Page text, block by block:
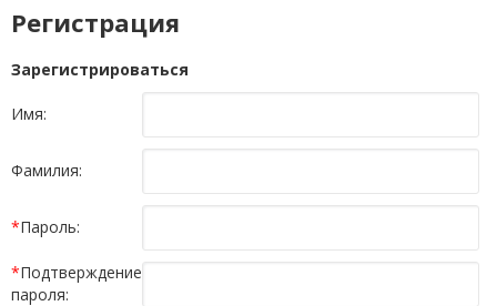
Регистрация
Зарегистрироваться
Имя:
Фамилия:
*Пароль:
*Подтверждение
пароля: